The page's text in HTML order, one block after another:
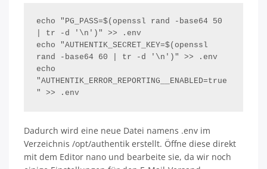
echo "PG_PASS=$(openssl rand -base64 50
| tr -d '\n')" >> .env
echo "AUTHENTIK_SECRET_KEY=$(openssl
rand -base64 60 | tr -d '\n')" >> .env
echo
"AUTHENTIK_ERROR_REPORTING__ENABLED=true
" >> .env
Dadurch wird eine neue Datei namens .env im
Verzeichnis /opt/authentik erstellt. Öffne diese direkt
mit dem Editor nano und bearbeite sie, da wir noch